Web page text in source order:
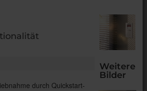
durch Quickstart-
Weitere
Bilder